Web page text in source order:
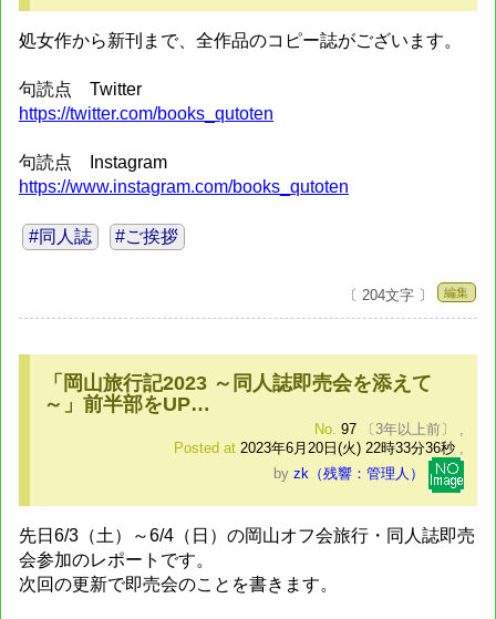
処女作から新刊まで、全作品のコピー誌がございます。
句読点 Twitter
https://twitter.com/books_qutoten
句読点 Instagram
https://www.instagram.com/books_qutoten
#同人誌 #ご挨拶
〔 204文字 〕 編集
「岡山旅行記2023 ～同人誌即売会を添えて
～」前半部をUP…
No. 97 〔3年以上前〕
Posted at 2023年6月20日(火) 22時33分36秒
by zk（残響：管理人）
先日6/3（土）～6/4（日）の岡山オフ会旅行・同人誌即売
会参加のレポートです。
次回の更新で即売会のことを書きます。